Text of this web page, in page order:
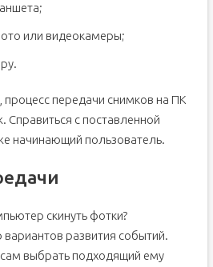
или видеокамеры;
процесс передачи снимков на ПК
Справиться с поставленной
начинающий пользователь.
скинуть фотки?
вариантов развития событий.
выбрать подходящий ему